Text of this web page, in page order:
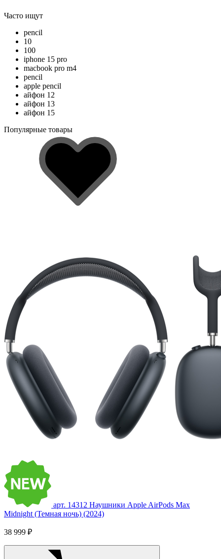
Часто ищут
pencil
10
100
iphone 15 pro
macbook pro m4
pencil
apple pencil
айфон 12
айфон 13
айфон 15
Популярные товары
арт. 14312 Наушники Apple AirPods Max
Midnight (Темная ночь) (2024)
38 999 ₽